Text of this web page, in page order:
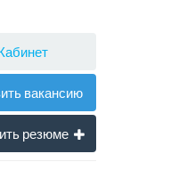
вакансию
резюме